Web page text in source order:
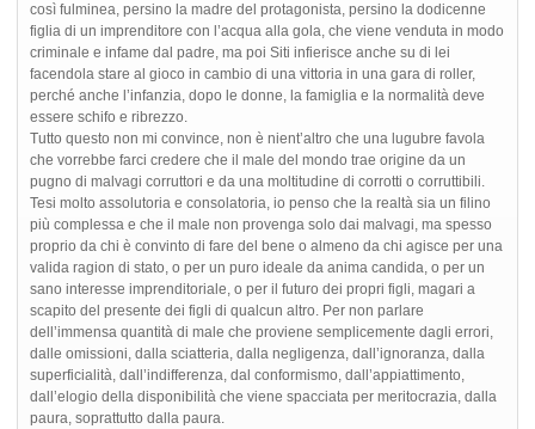
così fulminea, persino la madre del protagonista, persino la dodicenne
figlia di un imprenditore con l’acqua alla gola, che viene venduta in modo
criminale e infame dal padre, ma poi Siti infierisce anche su di lei
facendola stare al gioco in cambio di una vittoria in una gara di roller,
perché anche l’infanzia, dopo le donne, la famiglia e la normalità deve
essere schifo e ribrezzo.
Tutto questo non mi convince, non è nient’altro che una lugubre favola
che vorrebbe farci credere che il male del mondo trae origine da un
pugno di malvagi corruttori e da una moltitudine di corrotti o corruttibili.
Tesi molto assolutoria e consolatoria, io penso che la realtà sia un filino
più complessa e che il male non provenga solo dai malvagi, ma spesso
proprio da chi è convinto di fare del bene o almeno da chi agisce per una
valida ragion di stato, o per un puro ideale da anima candida, o per un
sano interesse imprenditoriale, o per il futuro dei propri figli, magari a
scapito del presente dei figli di qualcun altro. Per non parlare
dell’immensa quantità di male che proviene semplicemente dagli errori,
dalle omissioni, dalla sciatteria, dalla negligenza, dall’ignoranza, dalla
superficialità, dall’indifferenza, dal conformismo, dall’appiattimento,
dall’elogio della disponibilità che viene spacciata per meritocrazia, dalla
paura, soprattutto dalla paura.